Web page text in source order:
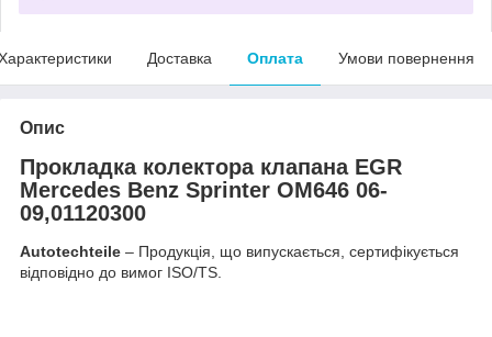
Доставка Оплата Умови повернення
Опис
Прокладка колектора клапана EGR
Mercedes Benz Sprinter OM646 06-
09,01120300
Autotechteile – Продукція, що випускається, сертифікується
відповідно до вимог ISO/TS.